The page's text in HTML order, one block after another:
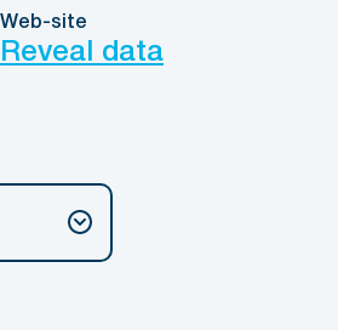
Web-site
Reveal data